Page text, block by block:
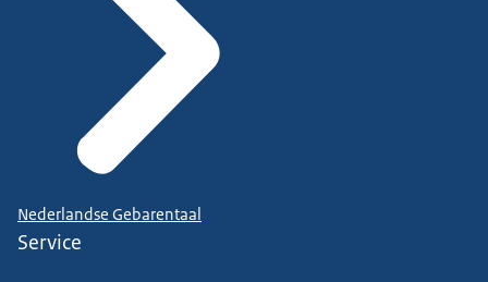
Nederlandse Gebarentaal
Service